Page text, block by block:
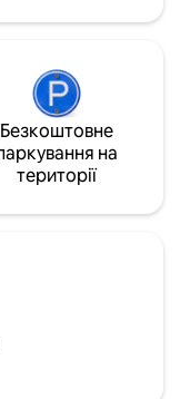
Безкоштовне
на
території